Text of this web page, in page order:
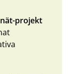
projekt